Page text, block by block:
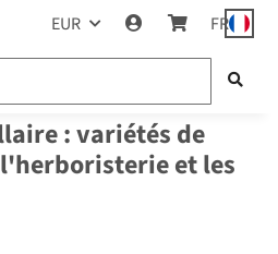
EUR FR
: variétés de
et les